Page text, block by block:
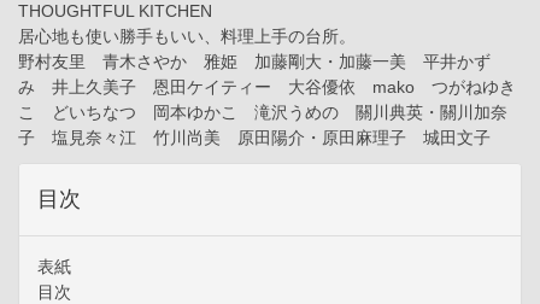
THOUGHTFUL KITCHEN
居心地も使い勝手もいい、料理上手の台所。
野村友里 青木さやか 雅姫 加藤剛大・加藤一美 平井かず
み 井上久美子 恩田ケイティー 大谷優依 mako つがねゆき
こ どいちなつ 岡本ゆかこ 滝沢うめの 關川典英・關川加奈
子 塩見奈々江 竹川尚美 原田陽介・原田麻理子 城田文子
目次
表紙
目次